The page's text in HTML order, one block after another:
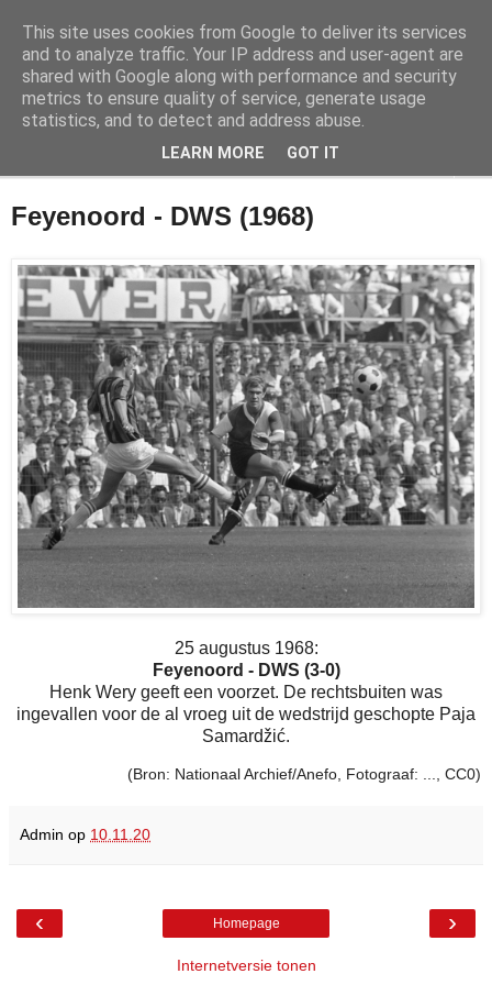
Feyenoord in beeld
De geschiedenis van Feyenoord in foto's
Feyenoord - DWS (1968)
25 augustus 1968:
Feyenoord - DWS (3-0)
Henk Wery geeft een voorzet. De rechtsbuiten was
ingevallen voor de al vroeg uit de wedstrijd geschopte Paja
Samardžić.
(Bron: Nationaal Archief/Anefo, Fotograaf: ..., CC0)
Admin op 10.11.20
‹ ›
Homepage
Internetversie tonen
This site uses cookies from Google to deliver its services
and to analyze traffic. Your IP address and user-agent are
shared with Google along with performance and security
metrics to ensure quality of service, generate usage
statistics, and to detect and address abuse.
LEARN MORE GOT IT